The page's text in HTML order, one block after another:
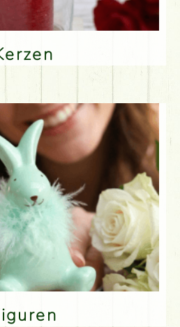
Kerzen
Figuren